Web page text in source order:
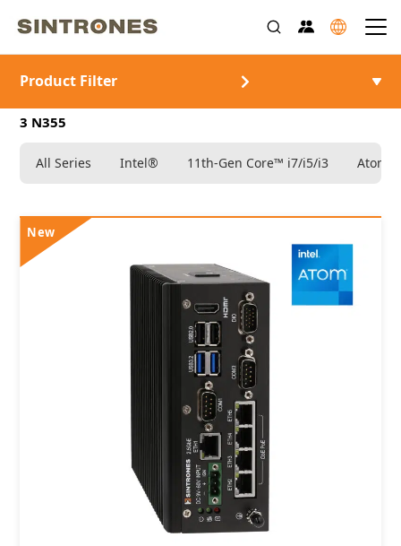
3 N355
All Series Intel® 11th-Gen Core™ i7/i5/i3 Atom®
Product Filter
New